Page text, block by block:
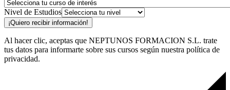
Nivel de Estudios
¡Quiero recibir información!
Al hacer clic, aceptas que NEPTUNOS FORMACION S.L. trate
tus datos para informarte sobre sus cursos según nuestra política de
privacidad.